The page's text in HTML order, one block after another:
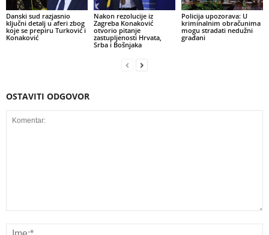
Danski sud razjasnio
ključni detalj u aferi zbog
koje se prepiru Turković i
Konaković
Nakon rezolucije iz
Zagreba Konaković
otvorio pitanje
zastupljenosti Hrvata,
Srba i Bošnjaka
Policija upozorava: U
kriminalnim obračunima
mogu stradati nedužni
građani
OSTAVITI ODGOVOR